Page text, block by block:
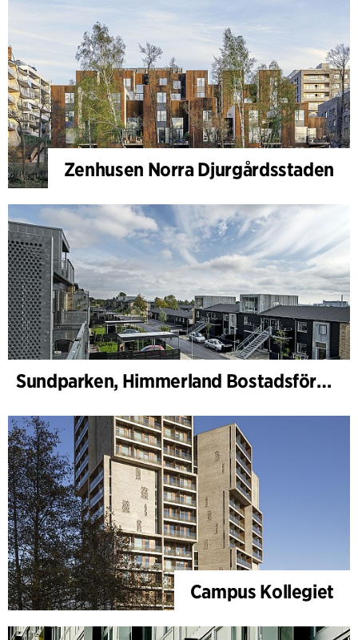
Zenhusen Norra Djurgårdsstaden
Sundparken, Himmerland Bostadsförening, avdelning 19 och 22
Campus Kollegiet